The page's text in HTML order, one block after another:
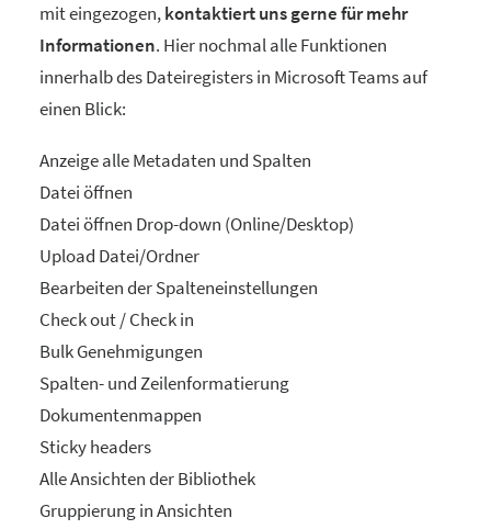
mit eingezogen,kontaktiert uns gerne für mehr
Informationen. Hier nochmal alle Funktionen
innerhalb des Dateiregisters in Microsoft Teams auf
einen Blick:
Anzeige alle Metadaten und Spalten
Datei öffnen
Datei öffnen Drop-down (Online/Desktop)
Upload Datei/Ordner
Bearbeiten der Spalteneinstellungen
Check out / Check in
Bulk Genehmigungen
Spalten- und Zeilenformatierung
Dokumentenmappen
Sticky headers
Alle Ansichten der Bibliothek
Gruppierung in Ansichten